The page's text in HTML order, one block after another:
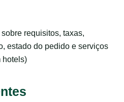
requisitos, taxas,
estado do pedido e serviços
hotels)